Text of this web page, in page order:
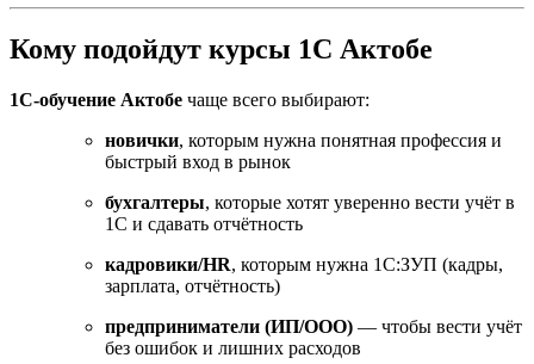
Кому подойдут курсы 1С Актобе
1С-обучение Актобе чаще всего выбирают:
новички, которым нужна понятная профессия и
быстрый вход в рынок
бухгалтеры, которые хотят уверенно вести учёт в
1С и сдавать отчётность
кадровики/HR, которым нужна 1С:ЗУП (кадры,
зарплата, отчётность)
предприниматели (ИП/ООО) — чтобы вести учёт
без ошибок и лишних расходов